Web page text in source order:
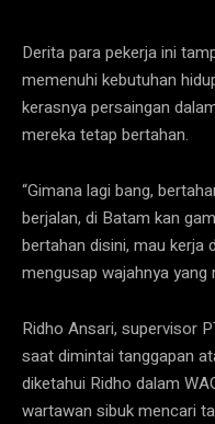
Derita para pekerja ini
memenuhi kebutuhan
kerasnya persaingan
mereka tetap bertahan.
“Gimana lagi bang,
berjalan, di Batam kan
bertahan disini, mau kerja
mengusap wajahnya
Ridho Ansari, supervisor
saat dimintai tanggapan
diketahui Ridho dalam
wartawan sibuk mencari